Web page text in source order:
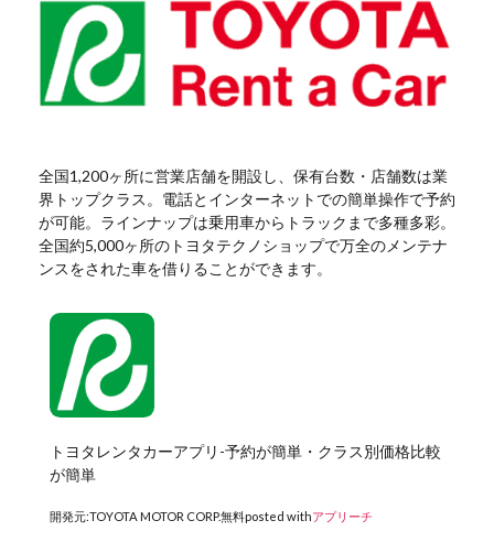
全国1,200ヶ所に営業店舗を開設し、保有台数・店舗数は業
界トップクラス。電話とインターネットでの簡単操作で予約
が可能。ラインナップは乗用車からトラックまで多種多彩。
全国約5,000ヶ所のトヨタテクノショップで万全のメンテナ
ンスをされた車を借りることができます。
トヨタレンタカーアプリ-予約が簡単・クラス別価格比較
が簡単
開発元:TOYOTA MOTOR CORP.無料posted withアプリーチ